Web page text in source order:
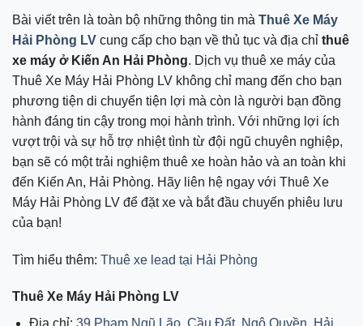
Bài viết trên là toàn bộ những thông tin mà Thuê Xe Máy
Hải Phòng LV cung cấp cho bạn về thủ tục và địa chỉ thuê
xe máy ở Kiến An Hải Phòng. Dịch vụ thuê xe máy của
Thuê Xe Máy Hải Phòng LV không chỉ mang đến cho bạn
phương tiện di chuyển tiện lợi mà còn là người bạn đồng
hành đáng tin cậy trong mọi hành trình. Với những lợi ích
vượt trội và sự hỗ trợ nhiệt tình từ đội ngũ chuyên nghiệp,
bạn sẽ có một trải nghiệm thuê xe hoàn hảo và an toàn khi
đến Kiến An, Hải Phòng. Hãy liên hệ ngay với Thuê Xe
Máy Hải Phòng LV để đặt xe và bắt đầu chuyến phiêu lưu
của bạn!
Tìm hiểu thêm: Thuê xe lead tại Hải Phòng
Thuê Xe Máy Hải Phòng LV